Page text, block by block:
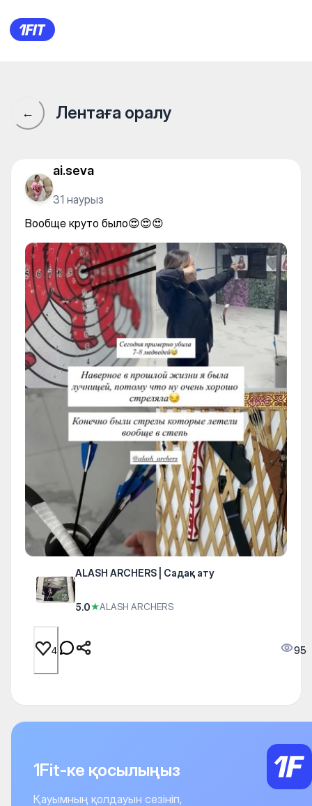
ALASH ARCHERS | Садақ
← Лентаға оралу
ai.seva
31 наурыз
Вообще круто было😍😍😍
ALASH ARCHERS | Садақ ату
5.0★ALASH ARCHERS
4 95
1Fit-ке қосылыңыз
Қауымның қолдауын сезініп,